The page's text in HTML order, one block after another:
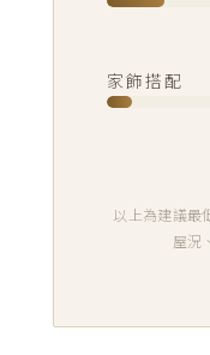
家飾搭配
以上為建議最
屋況